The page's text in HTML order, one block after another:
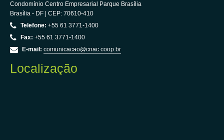
Condomínio Centro Empresarial Parque Brasília
Brasília - DF | CEP: 70610-410
Telefone: +55 61 3771-1400
Fax: +55 61 3771-1400
E-mail: comunicacao@cnac.coop.br
Localização